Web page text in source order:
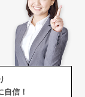
自信！